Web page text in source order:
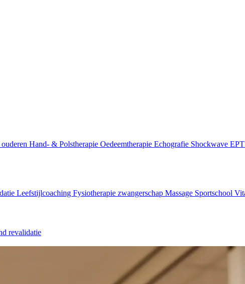
Hand- & Polstherapie Oedeemtherapie Echografie Shockwave
Leefstijlcoaching Fysiotherapie zwangerschap Massage Sportschool
revalidatie